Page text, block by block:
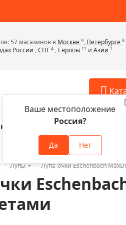
57 магазинов в Москве 9, Петербурге 8
России ,СНГ 4 , Европы 11 и Азии 1
Ваше местоположение
Россия?
Да Нет
Оплата и доставка
Лупы Лупа-очки Eschenbach